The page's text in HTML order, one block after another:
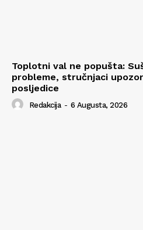
Toplotni val ne popušta:
probleme, stručnjaci
posljedice
Redakcija - 6 Augusta, 2026